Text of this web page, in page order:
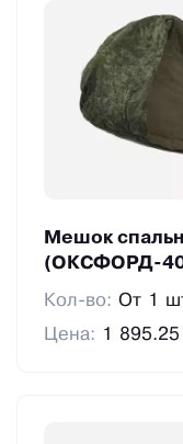
Мешок
(ОКСФОРД-
Кол-во:От 1
Цена: 1